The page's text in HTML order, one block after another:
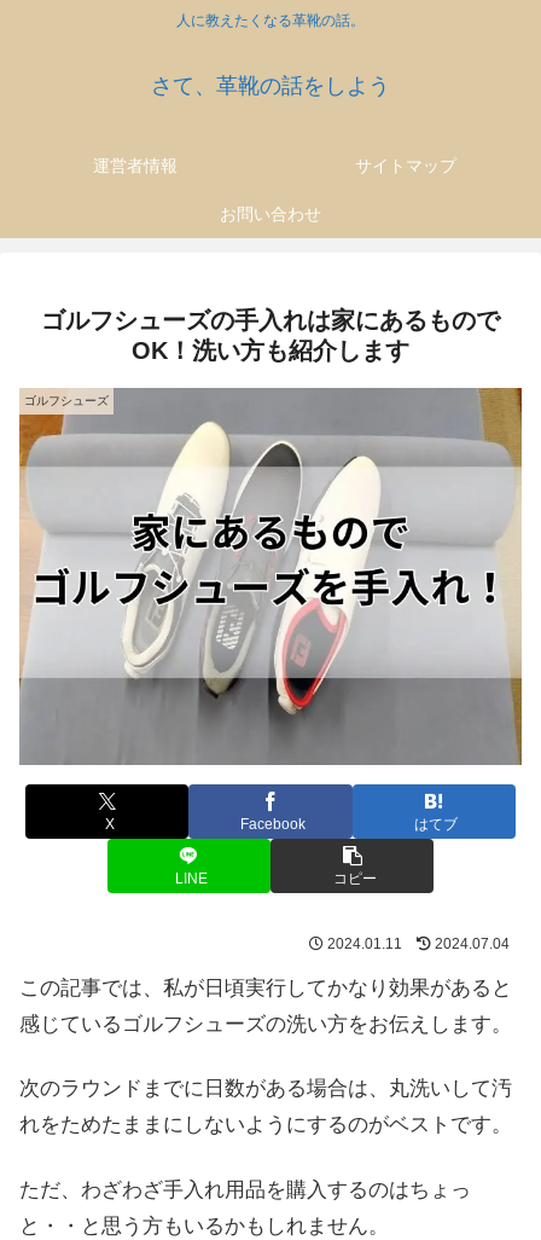
人に教えたくなる革靴の話。
さて、革靴の話をしよう
運営者情報 サイトマップ
お問い合わせ
ゴルフシューズの手入れは家にあるもので
OK！洗い方も紹介します
ゴルフシューズ
X Facebook はてブ
LINE コピー
2024.01.11 2024.07.04
この記事では、私が日頃実行してかなり効果があると
感じているゴルフシューズの洗い方をお伝えします。
次のラウンドまでに日数がある場合は、丸洗いして汚
れをためたままにしないようにするのがベストです。
ただ、わざわざ手入れ用品を購入するのはちょっ
と・・と思う方もいるかもしれません。